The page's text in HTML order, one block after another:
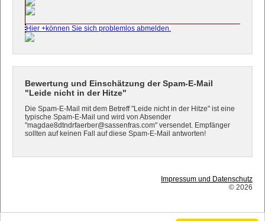
Hier +können Sie sich problemlos abmelden.
Bewertung und Einschätzung der Spam-E-Mail
"Leide nicht in der Hitze"
Die Spam-E-Mail mit dem Betreff "Leide nicht in der Hitze" ist eine
typische Spam-E-Mail und wird von Absender
"magdae8dtndrfaerber@sassenfras.com" versendet. Empfänger
sollten auf keinen Fall auf diese Spam-E-Mail antworten!
Impressum und Datenschutz
© 2026